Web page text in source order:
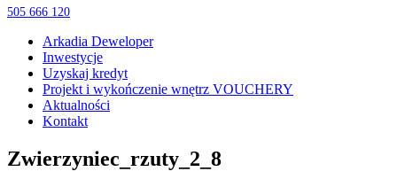
505 666 120
Arkadia Deweloper
Inwestycje
Uzyskaj kredyt
Projekt i wykończenie wnętrz VOUCHERY
Aktualności
Kontakt
Zwierzyniec_rzuty_2_8